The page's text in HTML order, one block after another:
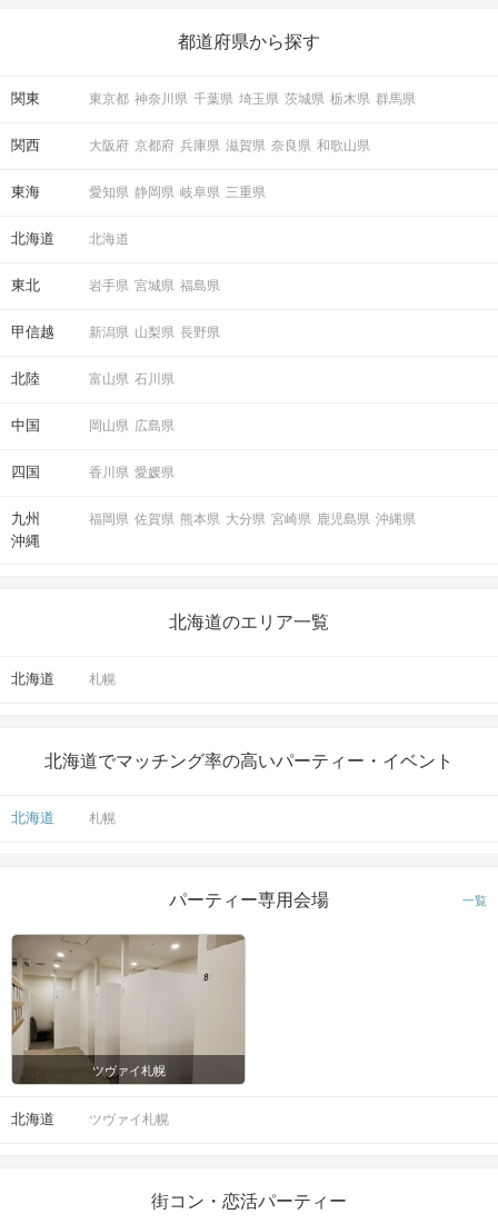
の楽しいことアイデアを集めました♪ いままさに楽しいことを探し
都道府県から探す
関東 東京都 神奈川県 千葉県 埼玉県 茨城県 栃木県 群馬県
関西 大阪府 京都府 兵庫県 滋賀県 奈良県 和歌山県
東海 愛知県 静岡県 岐阜県 三重県
北海道 北海道
東北 岩手県 宮城県 福島県
甲信越 新潟県 山梨県 長野県
北陸 富山県 石川県
中国 岡山県 広島県
四国 香川県 愛媛県
九州
沖縄
福岡県 佐賀県 熊本県 大分県 宮崎県 鹿児島県 沖縄県
北海道のエリア一覧
北海道 札幌
北海道でマッチング率の高いパーティー・イベント
北海道 札幌
パーティー専用会場 一覧
ツヴァイ札幌
北海道 ツヴァイ札幌
街コン・恋活パーティー